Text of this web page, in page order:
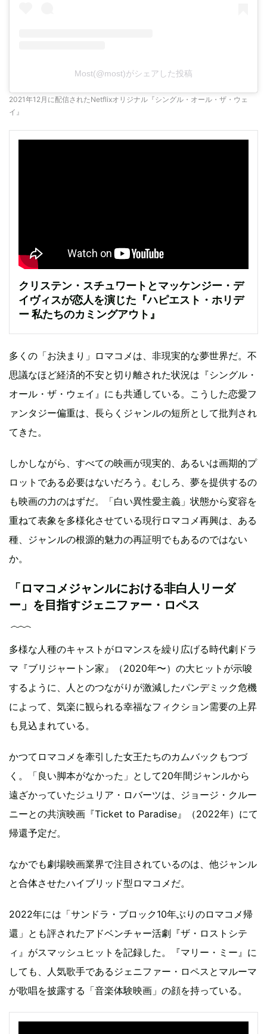
Most(@most)がシェアした投稿
2021年12月に配信されたNetflixオリジナル『シングル・オール・ザ・ウェ
イ』
クリステン・スチュワートとマッケンジー・デ
イヴィスが恋人を演じた『ハピエスト・ホリデ
ー 私たちのカミングアウト』
多くの「お決まり」ロマコメは、非現実的な夢世界だ。不
思議なほど経済的不安と切り離された状況は『シングル・
オール・ザ・ウェイ』にも共通している。こうした恋愛フ
ァンタジー偏重は、長らくジャンルの短所として批判され
てきた。
しかしながら、すべての映画が現実的、あるいは画期的プ
ロットである必要はないだろう。むしろ、夢を提供するの
も映画の力のはずだ。「白い異性愛主義」状態から変容を
重ねて表象を多様化させている現行ロマコメ再興は、ある
種、ジャンルの根源的魅力の再証明でもあるのではない
か。
「ロマコメジャンルにおける非白人リーダ
ー」を目指すジェニファー・ロペス
多様な人種のキャストがロマンスを繰り広げる時代劇ドラ
マ『ブリジャートン家』（2020年〜）の大ヒットが示唆
するように、人とのつながりが激減したパンデミック危機
によって、気楽に観られる幸福なフィクション需要の上昇
も見込まれている。
かつてロマコメを牽引した女王たちのカムバックもつづ
く。「良い脚本がなかった」として20年間ジャンルから
遠ざかっていたジュリア・ロバーツは、ジョージ・クルー
ニーとの共演映画『Ticket to Paradise』（2022年）にて
帰還予定だ。
なかでも劇場映画業界で注目されているのは、他ジャンル
と合体させたハイブリッド型ロマコメだ。
2022年には「サンドラ・ブロック10年ぶりのロマコメ帰
還」とも評されたアドベンチャー活劇『ザ・ロストシテ
ィ』がスマッシュヒットを記録した。『マリー・ミー』に
しても、人気歌手であるジェニファー・ロペスとマルーマ
が歌唱を披露する「音楽体験映画」の顔を持っている。